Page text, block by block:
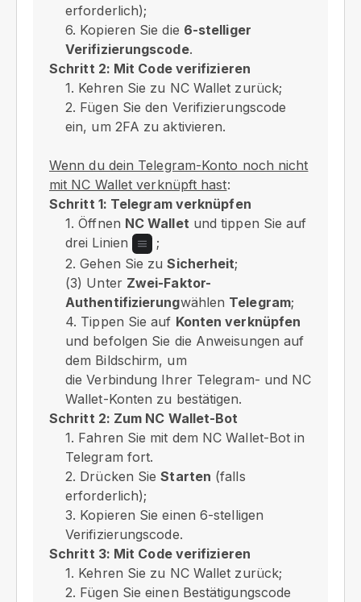
erforderlich);
6. Kopieren Sie die 6-stelliger
Verifizierungscode.
Schritt 2: Mit Code verifizieren
1. Kehren Sie zu NC Wallet zurück;
2. Fügen Sie den Verifizierungscode
ein, um 2FA zu aktivieren.
Wenn du dein Telegram-Konto noch nicht
mit NC Wallet verknüpft hast:
Schritt 1: Telegram verknüpfen
1. Öffnen NC Wallet und tippen Sie auf
drei Linien
;
2. Gehen Sie zuSicherheit;
(3) Unter Zwei-Faktor-
Authentifizierungwählen Telegram;
4. Tippen Sie auf Konten verknüpfen
und befolgen Sie die Anweisungen auf
dem Bildschirm, um
die Verbindung Ihrer Telegram- und NC
Wallet-Konten zu bestätigen.
Schritt 2: Zum NC Wallet-Bot
1. Fahren Sie mit dem NC Wallet-Bot in
Telegram fort.
2. Drücken SieStarten (falls
erforderlich);
3. Kopieren Sie einen 6-stelligen
Verifizierungscode.
Schritt 3: Mit Code verifizieren
1. Kehren Sie zu NC Wallet zurück;
2. Fügen Sie einen Bestätigungscode